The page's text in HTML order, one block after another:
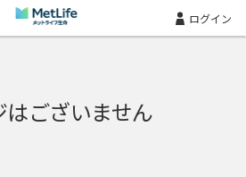
ログイン
ございません